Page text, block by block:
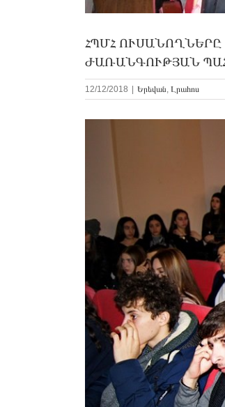
ՀՊՄՀ
ԺԱՌԱՆԳՈՒԹՅԱՆ
12/12/2018 Երեվան, Լրահոս